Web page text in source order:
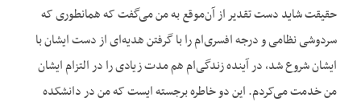
حقیقت شاید دست تقدیر از آن‌موقع به من می‌گفت که همانطوری که
سردوشی نظامی و درجه افسری‌ام را با گرفتن هدیه‌ای از دست ایشان با
ایشان شروع شد، در آینده زندگی‌ام هم مدت زیادی را در التزام ایشان
من خدمت می‌کردم. این دو خاطره برجسته ایست که من در دانشکده